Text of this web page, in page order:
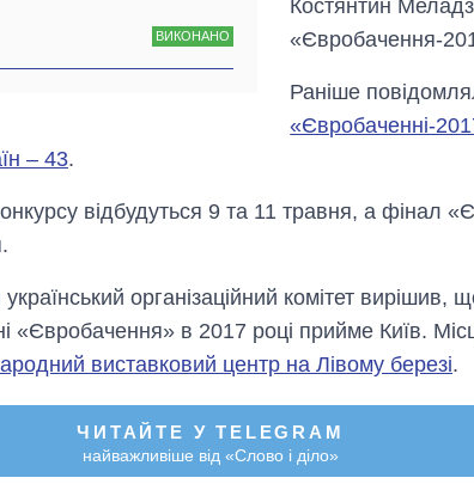
ВИКОНАНО
Костянтин
«Євробачення-
Раніше
«Євробаченні-
– 43.
відбудуться 9 та 11 травня, а фінал
організаційний комітет вирішив,
«Євробачення» в 2017 році прийме Київ.
виставковий центр на Лівому березі.
ЧИТАЙТЕ У TELEGRAM
найважливіше від «Слово і діло»